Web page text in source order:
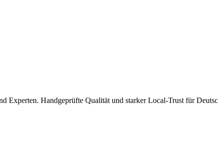
Experten. Handgeprüfte Qualität und starker Local-Trust für